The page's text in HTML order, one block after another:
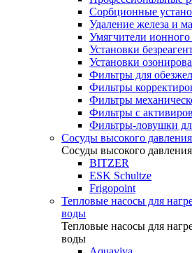
Сорбционные
Удаление железа и
Умягчители ионного
Установки
Установки
Фильтры для
Фильтры
Фильтры
Фильтры с
Фильтры-ловушки
Сосуды высокого давления
Сосуды высокого давления
BITZER
ESK Schultze
Frigopoint
Тепловые насосы для
воды
Тепловые насосы для
воды